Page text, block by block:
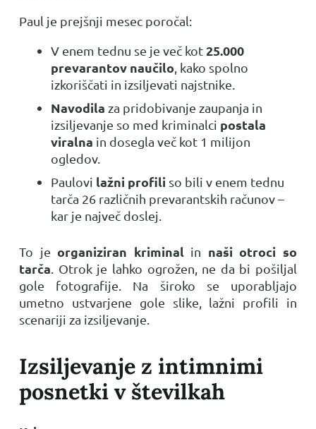
Paul je prejšnji mesec poročal:
V enem tednu se je več kot25.000
prevarantov naučilo , kako spolno
izkoriščati in izsiljevati najstnike.
Navodila za pridobivanje zaupanja in
izsiljevanje so med kriminalci postala
viralna in dosegla več kot 1 milijon
ogledov.
Paulovi lažni profili so bili v enem tednu
tarča 26 različnih prevarantskih računov –
kar je največ doslej.
To jeorganiziran kriminal in naši otroci so
tarča . Otrok je lahko ogrožen, ne da bi pošiljal
gole fotografije. Na široko se uporabljajo
umetno ustvarjene gole slike, lažni profili in
scenariji za izsiljevanje.
Izsiljevanje z intimnimi
posnetki v številkah